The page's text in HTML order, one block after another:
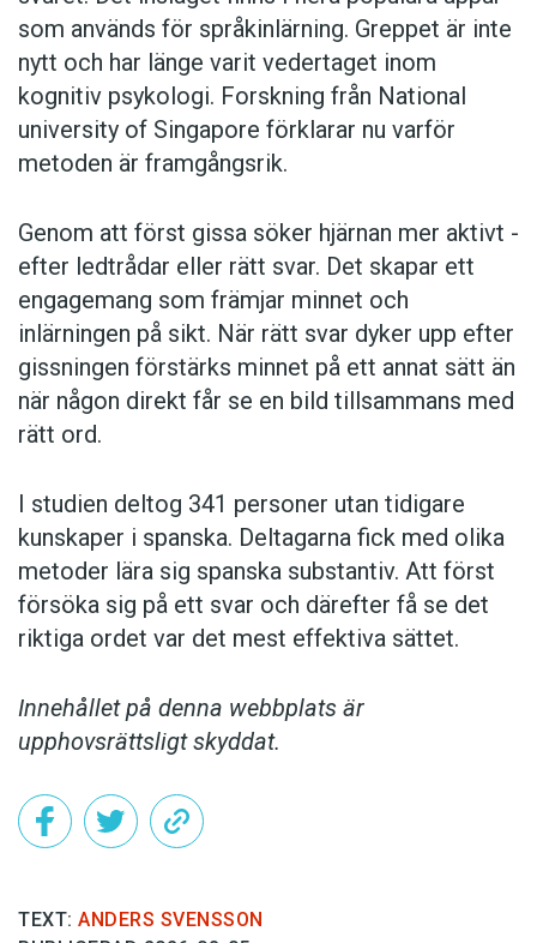
som används för språkinlärning. Greppet är inte
nytt och har länge varit vedertaget inom
kognitiv psykologi. Forskning från National
university of Singa­pore förklarar nu varför
metoden är framgångsrik.
Genom att först gissa ­söker hjärnan mer aktivt ­
efter ledtrådar eller rätt svar. Det skapar ett
engagemang som främjar minnet och
inlärningen på sikt. När rätt svar dyker upp efter
gissningen förstärks minnet på ett annat sätt än
när någon direkt får se en bild tillsammans med
rätt ord.
I studien deltog 341 personer utan tidigare
kunskaper i spanska. Deltagarna fick med olika
metoder lära sig spanska substantiv. Att först
försöka sig på ett svar och därefter få se det
riktiga ordet var det mest effektiva sättet.
Innehållet på denna webbplats är
upphovsrättsligt skyddat.
TEXT: ANDERS SVENSSON